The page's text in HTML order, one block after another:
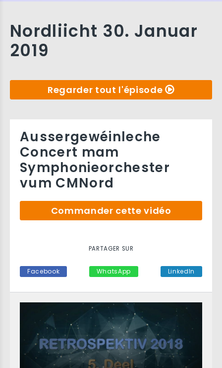
Nordliicht 30. Januar
2019
Regarder tout l'épisode
Aussergewéinleche
Concert mam
Symphonieorchester
vum CMNord
Commander cette vidéo
PARTAGER SUR
Facebook WhatsApp LinkedIn